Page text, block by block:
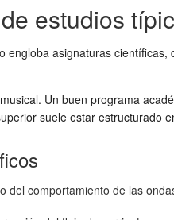
estudios
engloba asignaturas
Un buen programa
suele estar estructurado
del comportamiento de las